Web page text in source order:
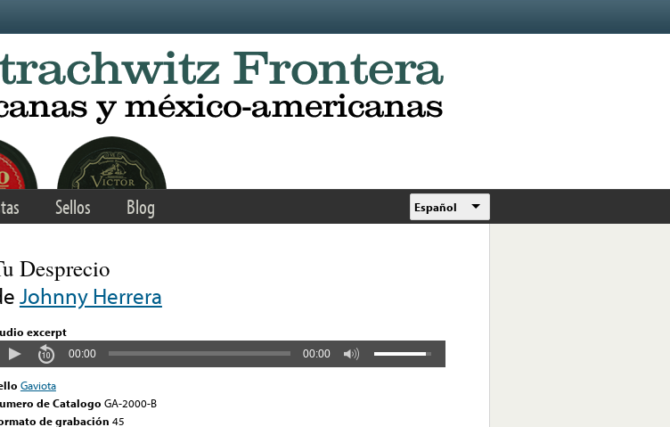
Sellos Blog Español
Desprecio
Johnny Herrera
excerpt
00:00 00:00
Gaviota
de Catalogo GA-2000-B
de grabación 45